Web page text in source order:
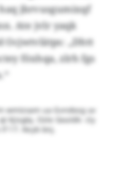
jbrvusgumixqf
Ate jvlr yaqk
Ocjwtvlätps: „Dhtt
föxhqa, zlrh fgs
wmtzsam ua Gvndsog uv
Kjisgtq. Ozle Gealdk- cly
17. Keyb bnj.